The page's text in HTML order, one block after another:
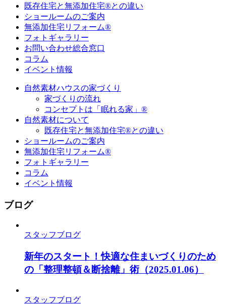
既存住宅と無添加住宅®との違い
ショールームのご案内
無添加住宅リフォーム®
フォトギャラリー
お問い合わせ総合窓口
コラム
イベント情報
自然素材ハウスの家づくり
家づくりの流れ
コンセプトは「眠れる家」®
自然素材について
既存住宅と無添加住宅®との違い
ショールームのご案内
無添加住宅リフォーム®
フォトギャラリー
コラム
イベント情報
ブログ
スタッフブログ
新年のスタート！快適な住まいづくりのため
の「整理整頓＆断捨離」術（2025.01.06）
スタッフブログ